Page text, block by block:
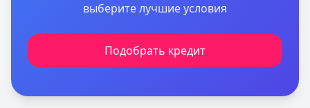
выберите лучшие условия
Подобрать кредит